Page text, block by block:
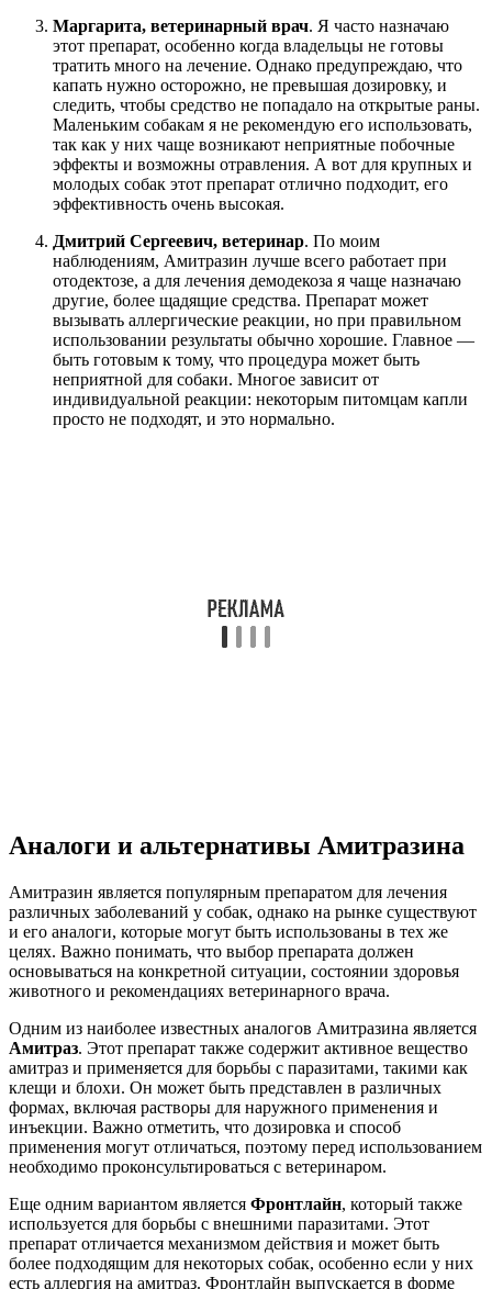
Маргарита, ветеринарный врач. Я часто назначаю
этот препарат, особенно когда владельцы не готовы
тратить много на лечение. Однако предупреждаю, что
капать нужно осторожно, не превышая дозировку, и
следить, чтобы средство не попадало на открытые раны.
Маленьким собакам я не рекомендую его использовать,
так как у них чаще возникают неприятные побочные
эффекты и возможны отравления. А вот для крупных и
молодых собак этот препарат отлично подходит, его
эффективность очень высокая.
Дмитрий Сергеевич, ветеринар. По моим
наблюдениям, Амитразин лучше всего работает при
отодектозе, а для лечения демодекоза я чаще назначаю
другие, более щадящие средства. Препарат может
вызывать аллергические реакции, но при правильном
использовании результаты обычно хорошие. Главное —
быть готовым к тому, что процедура может быть
неприятной для собаки. Многое зависит от
индивидуальной реакции: некоторым питомцам капли
просто не подходят, и это нормально.
Аналоги и альтернативы Амитразина
Амитразин является популярным препаратом для лечения
различных заболеваний у собак, однако на рынке существуют
и его аналоги, которые могут быть использованы в тех же
целях. Важно понимать, что выбор препарата должен
основываться на конкретной ситуации, состоянии здоровья
животного и рекомендациях ветеринарного врача.
Одним из наиболее известных аналогов Амитразина является
Амитраз. Этот препарат также содержит активное вещество
амитраз и применяется для борьбы с паразитами, такими как
клещи и блохи. Он может быть представлен в различных
формах, включая растворы для наружного применения и
инъекции. Важно отметить, что дозировка и способ
применения могут отличаться, поэтому перед использованием
необходимо проконсультироваться с ветеринаром.
Еще одним вариантом является Фронтлайн, который также
используется для борьбы с внешними паразитами. Этот
препарат отличается механизмом действия и может быть
более подходящим для некоторых собак, особенно если у них
есть аллергия на амитраз. Фронтлайн выпускается в форме